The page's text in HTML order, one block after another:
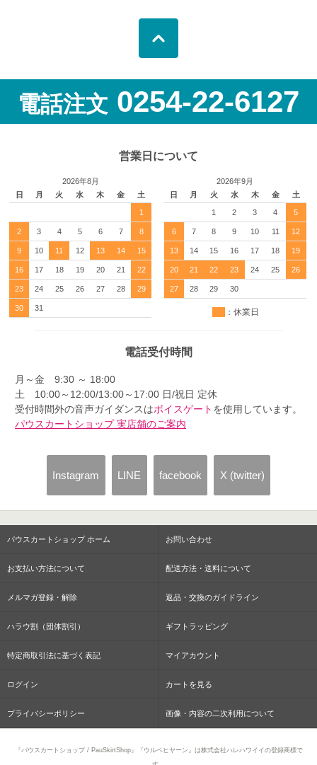
電話注文 0254-22-6127
営業日について
2026年8月
日
月 火 水 木 金 土
1
2 3 4 5 6 7 8
9 10 11 12 13 14 15
16 17 18 19 20 21 22
23 24 25 26 27 28 29
30 31
2026年9月
日
月 火 水 木 金 土
1 2 3 4 5
6 7 8 9 10 11 12
13 14 15 16 17 18 19
20 21 22 23 24 25 26
27 28 29 30
：休業日
電話受付時間
月～金 9:30 ～ 18:00
土 10:00～12:00/13:00～17:00 日/祝日 定休
受付時間外の音声ガイダンスはボイスゲート を使用しています。
パウスカートショップ 実店舗のご案内
Instagram LINE facebook X (twitter)
パウスカートショップ ホーム お問い合わせ
お支払い方法について 配送方法・送料について
メルマガ登録・解除 返品・交換のガイドライン
ハラウ割（団体割引） ギフトラッピング
特定商取引法に基づく表記 マイアカウント
ログイン カートを見る
プライバシーポリシー 画像・内容の二次利用について
『パウスカートショップ / PauSkirtShop』『ウルベヒヤーン』は株式会社ハレハワイイの登録商標で